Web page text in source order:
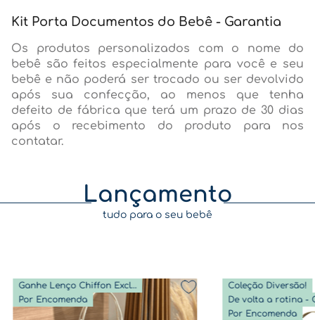
Kit Porta Documentos do Bebê - Garantia
Os produtos personalizados com o nome do
bebê são feitos especialmente para você e seu
bebê e não poderá ser trocado ou ser devolvido
após sua confecção, ao menos que tenha
defeito de fábrica que terá um prazo de 30 dias
após o recebimento do produto para nos
contatar.
Lançamento
tudo para o seu bebê
Ganhe Lenço Chiffon Exclusivo
Por Encomenda
Coleção Diversão!
Por Encomenda